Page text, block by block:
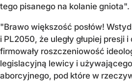
tego pisanego na kolanie gniota".
"Brawo większość posłów!
i PL2050, że uległy głupiej presji
firmowały roszczeniowość
legislacyjną lewicy i
aborcyjnego, pod które w